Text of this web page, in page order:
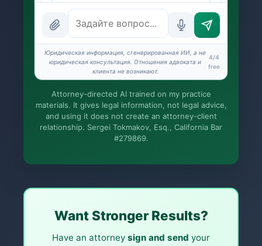
INSTANT ANSWERS
What is the AI Legal Analyst?
How attorney review works
Is this legal advice?
More (1)
работу выполняет Сергей. Это общая
Юридическая информация, сгенерированная ИИ, а не
юридическая консультация. Отношения адвоката и
клиента не возникают.
4/4
free
Attorney-directed AI trained on my practice
materials. It gives legal information, not legal advice,
and using it does not create an attorney-client
relationship. Sergei Tokmakov, Esq., California Bar
#279869.
Want Stronger Results?
Have an attorney sign and send your